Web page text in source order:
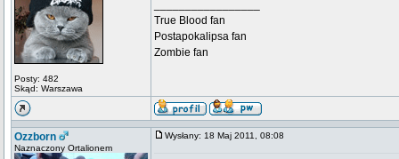
Posty: 482
Skąd: Warszawa
True Blood fan
Postapokalipsa fan
Zombie fan
Ozzborn
Naznaczony Ortalionem
Wysłany: 18 Maj 2011, 08:08